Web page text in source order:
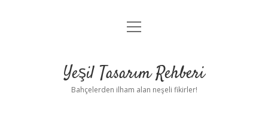
Anasayfa
Yasal Uyarı
menüyü
Yeşil Tasarım Rehberi
Bahçelerden ilham alan neşeli fikirler!